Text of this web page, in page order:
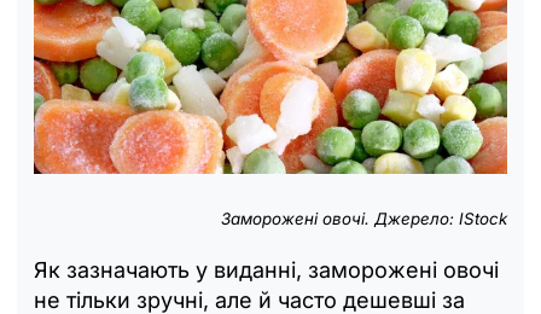
Заморожені овочі. Джерело: IStock
Як зазначають у виданні, заморожені овочі
не тільки зручні, але й часто дешевші за